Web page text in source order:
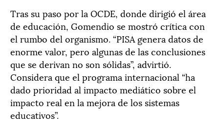
Tras su paso por la OCDE, donde dirigió el área
de educación, Gomendio se mostró crítica con
el rumbo del organismo. “PISA genera datos de
enorme valor, pero algunas de las conclusiones
que se derivan no son sólidas”, advirtió.
Considera que el programa internacional “ha
dado prioridad al impacto mediático sobre el
impacto real en la mejora de los sistemas
educativos”.